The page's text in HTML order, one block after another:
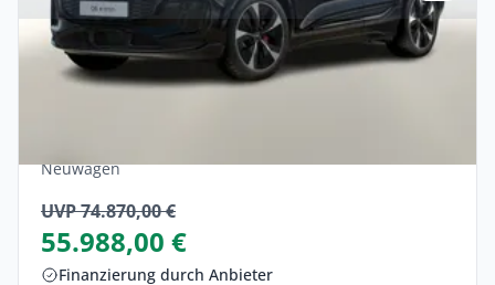
Privat & Gewerbe
Audi Q6 e-tron Performance Tech+ Nav
Neuwagen
UVP 74.870,00 €
55.988,00 €
Finanzierung durch Anbieter